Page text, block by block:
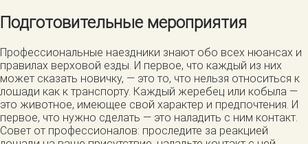
Подготовительные мероприятия
Профессиональные наездники знают обо всех нюансах и
правилах верховой езды. И первое, что каждый из них
может сказать новичку, — это то, что нельзя относиться к
лошади как к транспорту. Каждый жеребец или кобыла —
это животное, имеющее свой характер и предпочтения. И
первое, что нужно сделать — это наладить с ним контакт.
Совет от профессионалов: проследите за реакцией